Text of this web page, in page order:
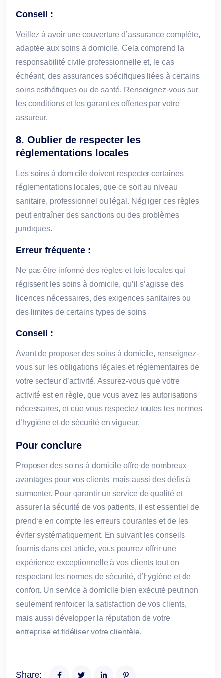
Conseil :
Veillez à avoir une couverture d’assurance complète,
adaptée aux soins à domicile. Cela comprend la
responsabilité civile professionnelle et, le cas
échéant, des assurances spécifiques liées à certains
soins esthétiques ou de santé. Renseignez-vous sur
les conditions et les garanties offertes par votre
assureur.
8. Oublier de respecter les
réglementations locales
Les soins à domicile doivent respecter certaines
réglementations locales, que ce soit au niveau
sanitaire, professionnel ou légal. Négliger ces règles
peut entraîner des sanctions ou des problèmes
juridiques.
Erreur fréquente :
Ne pas être informé des règles et lois locales qui
régissent les soins à domicile, qu’il s’agisse des
licences nécessaires, des exigences sanitaires ou
des limites de certains types de soins.
Conseil :
Avant de proposer des soins à domicile, renseignez-
vous sur les obligations légales et réglementaires de
votre secteur d’activité. Assurez-vous que votre
activité est en règle, que vous avez les autorisations
nécessaires, et que vous respectez toutes les normes
d’hygiène et de sécurité en vigueur.
Pour conclure
Proposer des soins à domicile offre de nombreux
avantages pour vos clients, mais aussi des défis à
surmonter. Pour garantir un service de qualité et
assurer la sécurité de vos patients, il est essentiel de
prendre en compte les erreurs courantes et de les
éviter systématiquement. En suivant les conseils
fournis dans cet article, vous pourrez offrir une
expérience exceptionnelle à vos clients tout en
respectant les normes de sécurité, d’hygiène et de
confort. Un service à domicile bien exécuté peut non
seulement renforcer la satisfaction de vos clients,
mais aussi développer la réputation de votre
entreprise et fidéliser votre clientèle.
Share: